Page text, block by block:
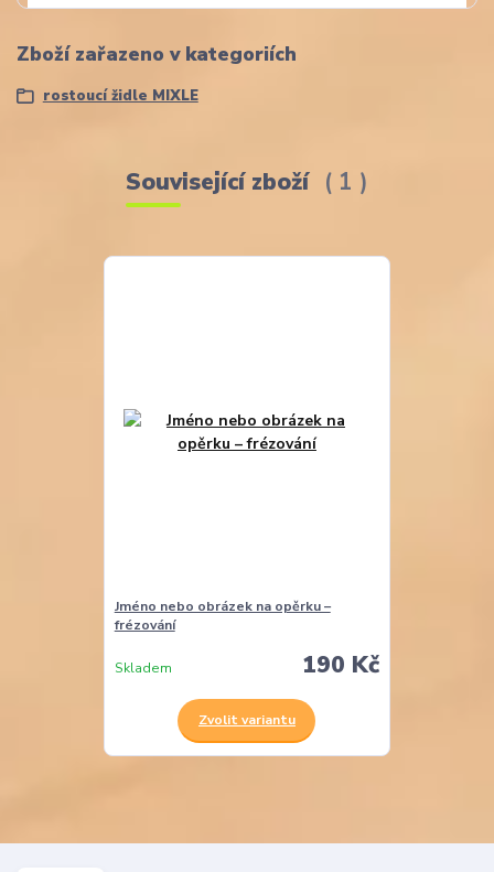
Zboží zařazeno v kategoriích
rostoucí židle MIXLE
Související zboží 1
Jméno nebo obrázek na opěrku –
frézování
190 Kč
Skladem
Zvolit variantu